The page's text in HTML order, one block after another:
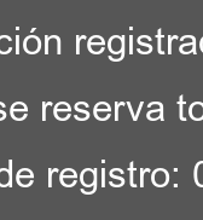
reserva
registro: